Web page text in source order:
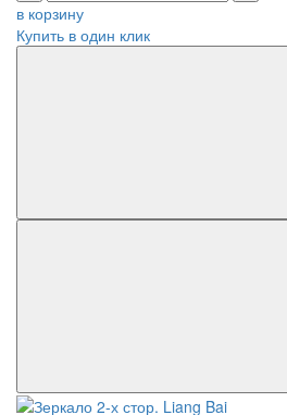
в корзину
Купить в один клик